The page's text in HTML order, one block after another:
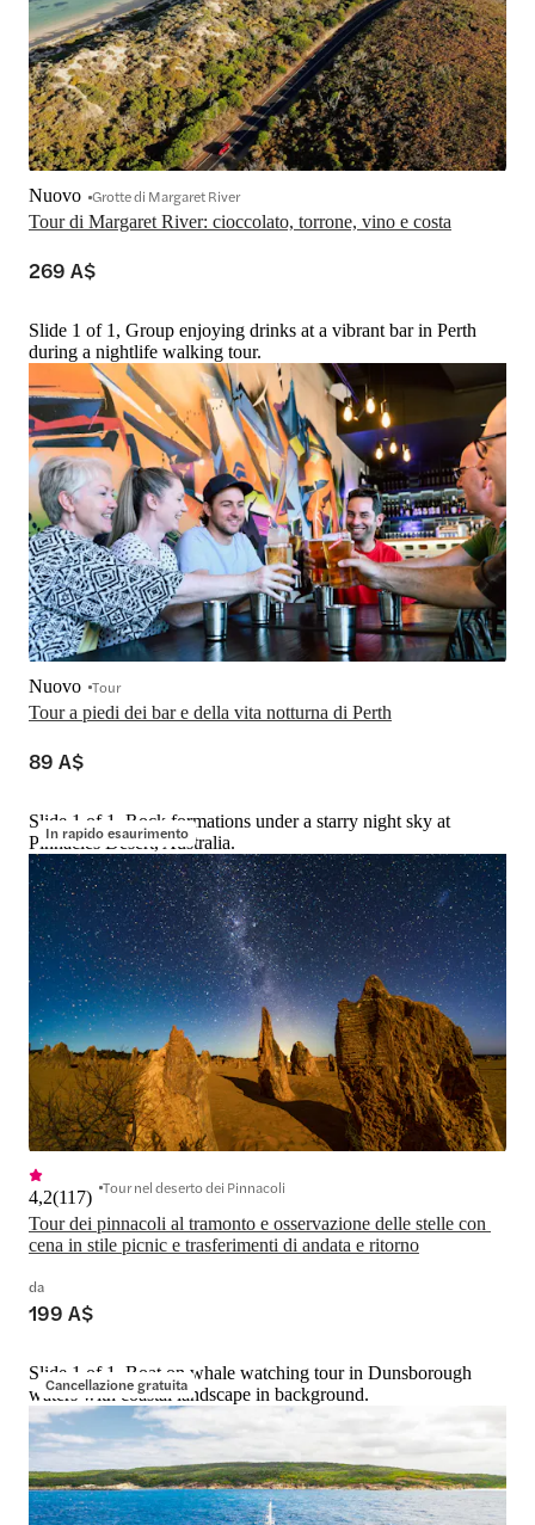
Tour di Margaret River: cioccolato, torrone, vino e costa
Nuovo Grotte di Margaret River
269 A$
Slide 1 of 1, Group enjoying drinks at a vibrant bar in Perth
during a nightlife walking tour.
Tour a piedi dei bar e della vita notturna di Perth
Nuovo Tour
89 A$
In rapido esaurimento
Slide 1 of 1, Rock formations under a starry night sky at
Pinnacles Desert, Australia.
Tour dei pinnacoli al tramonto e osservazione delle stelle con
cena in stile picnic e trasferimenti di andata e ritorno
4,2(117) Tour nel deserto dei Pinnacoli
da
199 A$
Cancellazione gratuita
Slide 1 of 1, Boat on whale watching tour in Dunsborough
waters with coastal landscape in background.